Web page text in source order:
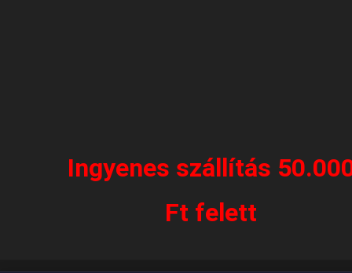
Ingyenes szállítás
Ft felett